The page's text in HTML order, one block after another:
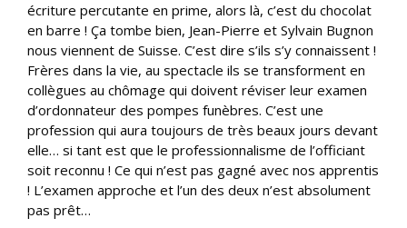
écriture percutante en prime, alors là, c’est du chocolat
en barre ! Ça tombe bien, Jean-Pierre et Sylvain Bugnon
nous viennent de Suisse. C’est dire s’ils s’y connaissent !
Frères dans la vie, au spectacle ils se transforment en
collègues au chômage qui doivent réviser leur examen
d’ordonnateur des pompes funèbres. C’est une
profession qui aura toujours de très beaux jours devant
elle… si tant est que le professionnalisme de l’officiant
soit reconnu ! Ce qui n’est pas gagné avec nos apprentis
! L’examen approche et l’un des deux n’est absolument
pas prêt…